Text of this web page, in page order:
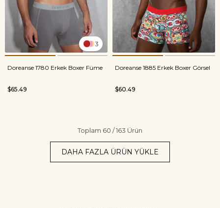
3
Doreanse 1780 Erkek Boxer Füme
$65.49
Doreanse 1885 Erkek Boxer Görsel
$60.49
Toplam 60 /163 Ürün
DAHA FAZLA ÜRÜN YÜKLE